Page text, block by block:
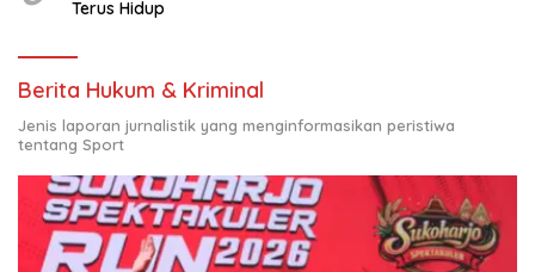
Terus Hidup
Berita Hukum & Kriminal
Jenis laporan jurnalistik yang menginformasikan peristiwa
tentang Sport